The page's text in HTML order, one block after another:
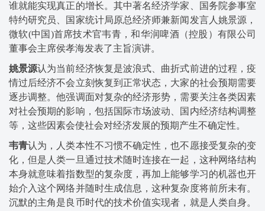
谁就能实现真正的增长。其中著名经济学家、国务院参事室
特约研究员、国家统计局原总经济师兼新闻发言人姚景源，
微软(中国)首席技术官韦青，和华润啤酒（控股）有限公司
董事会主席侯孝海发表了主旨演讲。
姚景源认为当前经济恢复是波浪式、曲折式前进的过程，疫
情过后经济不会立刻恢复到正常状态，大家的社会预期需要
逐步调整。他强调面对复杂的经济形势，需要关注各类因素
对社会预期的影响，包括国际市场波动、国内经济结构调整
等，这些因素会使社会对经济发展的预期产生不确定性。
韦青认为，人类本性不习惯不确定性，也不愿接受复杂的变
化，但是人类一旦通过技术随时连接在一起，这种网络结构
本身就意味着指数型的复杂度，再加上能够学习的机器也开
始介入这个网络并随时生成信息，这种复杂度将前所未有。
沉默的主角是良币时代的技术价值实现者，就是人类自身。